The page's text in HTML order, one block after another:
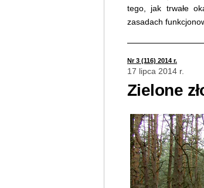
tego, jak trwałe
zasadach
Nr 3 (116) 2014 r.
17 lipca 2014 r.
Zielone